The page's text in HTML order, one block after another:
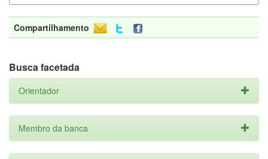
Compartilhamento
Busca facetada
Orientador
Membro da banca